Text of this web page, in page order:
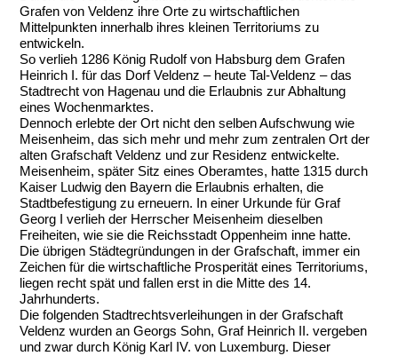
Grafen von Veldenz ihre Orte zu wirtschaftlichen
Mittelpunkten innerhalb ihres kleinen Territoriums zu
entwickeln.
So verlieh 1286 König Rudolf von Habsburg dem Grafen
Heinrich I. für das Dorf Veldenz – heute Tal-Veldenz – das
Stadtrecht von Hagenau und die Erlaubnis zur Abhaltung
eines Wochenmarktes.
Dennoch erlebte der Ort nicht den selben Aufschwung wie
Meisenheim, das sich mehr und mehr zum zentralen Ort der
alten Grafschaft Veldenz und zur Residenz entwickelte.
Meisenheim, später Sitz eines Oberamtes, hatte 1315 durch
Kaiser Ludwig den Bayern die Erlaubnis erhalten, die
Stadtbefestigung zu erneuern. In einer Urkunde für Graf
Georg I verlieh der Herrscher Meisenheim dieselben
Freiheiten, wie sie die Reichsstadt Oppenheim inne hatte.
Die übrigen Städtegründungen in der Grafschaft, immer ein
Zeichen für die wirtschaftliche Prosperität eines Territoriums,
liegen recht spät und fallen erst in die Mitte des 14.
Jahrhunderts.
Die folgenden Stadtrechtsverleihungen in der Grafschaft
Veldenz wurden an Georgs Sohn, Graf Heinrich II. vergeben
und zwar durch König Karl IV. von Luxemburg. Dieser